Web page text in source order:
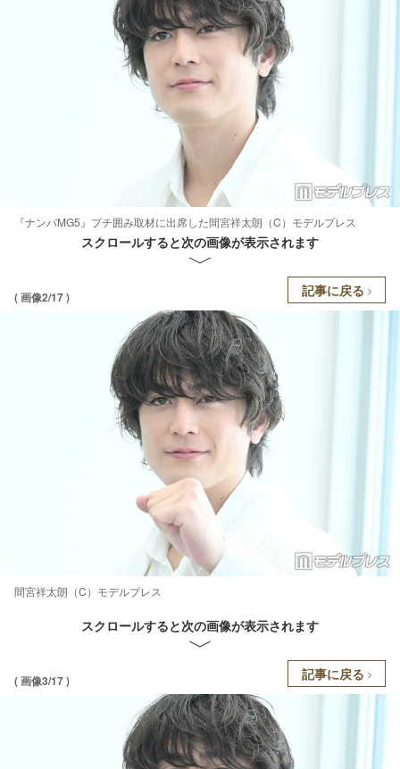
『ナンバMG5』プチ囲み取材に出席した間宮祥太朗（C）モデルプレス
スクロールすると次の画像が表示されます
( 画像2/17 ) 記事に戻る
間宮祥太朗（C）モデルプレス
スクロールすると次の画像が表示されます
( 画像3/17 ) 記事に戻る